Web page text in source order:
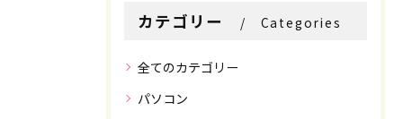
カテゴリー Categories
全てのカテゴリー
パソコン